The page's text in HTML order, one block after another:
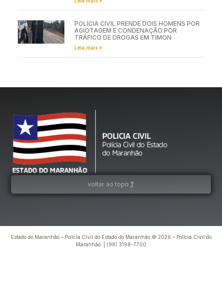
POLÍCIA CIVIL PRENDE DOIS HOMENS POR
AGIOTAGEM E CONDENAÇÃO POR
TRÁFICO DE DROGAS EM TIMON
Leia mais »
voltar ao topo
Estado do Maranhão – Polícia Civil do Estado do Maranhão © 2026 – Polícia Civil do
Maranhão. | (98) 3198-7700